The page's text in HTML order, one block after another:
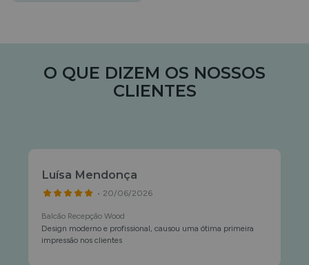
O QUE DIZEM OS NOSSOS
CLIENTES
Luísa Mendonça
• 20/06/2026
Balcão Recepção Wood
Design moderno e profissional, causou uma ótima primeira
impressão nos clientes